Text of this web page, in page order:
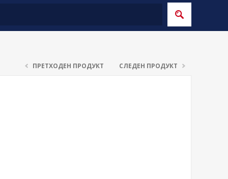
ПРЕТХОДЕН ПРОДУКТ СЛЕДЕН ПРОДУКТ